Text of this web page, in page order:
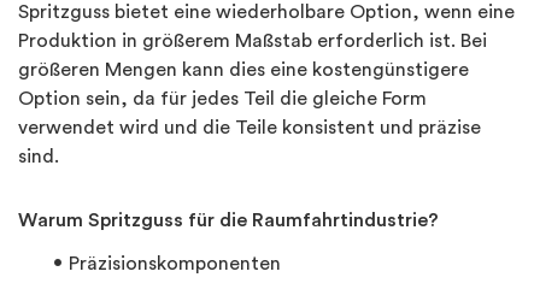
Spritzguss bietet eine wiederholbare Option, wenn eine
Produktion in größerem Maßstab erforderlich ist. Bei
größeren Mengen kann dies eine kostengünstigere
Option sein, da für jedes Teil die gleiche Form
verwendet wird und die Teile konsistent und präzise
sind.
Warum Spritzguss für die Raumfahrtindustrie?
Präzisionskomponenten